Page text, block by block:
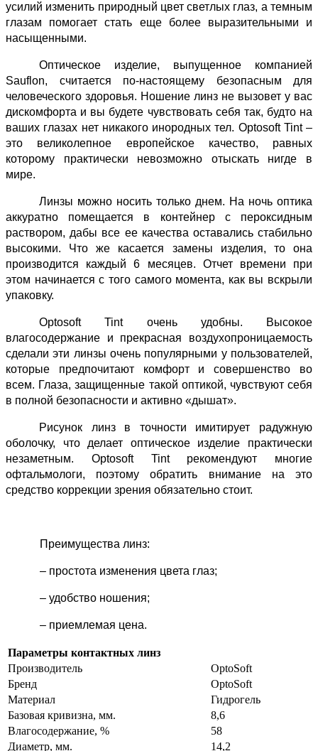
усилий изменить природный цвет светлых глаз, а темным
глазам помогает стать еще более выразительными и
насыщенными.
Оптическое изделие, выпущенное компанией
Sauflon, считается по-настоящему безопасным для
человеческого здоровья. Ношение линз не вызовет у вас
дискомфорта и вы будете чувствовать себя так, будто на
ваших глазах нет никакого инородных тел. Optosoft Tint –
это великолепное европейское качество, равных
которому практически невозможно отыскать нигде в
мире.
Линзы можно носить только днем. На ночь оптика
аккуратно помещается в контейнер с пероксидным
раствором, дабы все ее качества оставались стабильно
высокими. Что же касается замены изделия, то она
производится каждый 6 месяцев. Отчет времени при
этом начинается с того самого момента, как вы вскрыли
упаковку.
Optosoft Tint очень удобны. Высокое
влагосодержание и прекрасная воздухопроницаемость
сделали эти линзы очень популярными у пользователей,
которые предпочитают комфорт и совершенство во
всем. Глаза, защищенные такой оптикой, чувствуют себя
в полной безопасности и активно «дышат».
Рисунок линз в точности имитирует радужную
оболочку, что делает оптическое изделие практически
незаметным. Optosoft Tint рекомендуют многие
офтальмологи, поэтому обратить внимание на это
средство коррекции зрения обязательно стоит.
Преимущества линз:
– простота изменения цвета глаз;
– удобство ношения;
– приемлемая цена.
Параметры контактных линз
Производитель
OptoSoft
Бренд
OptoSoft
Материал
Гидрогель
Базовая кривизна, мм.
8,6
Влагосодержание, %
58
Диаметр, мм.
14,2